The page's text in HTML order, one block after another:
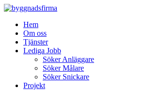
Skip
contentHem
Om oss
Tjänster
Lediga Jobb
Söker Anläggare
Söker Målare
Söker Snickare
Projekt